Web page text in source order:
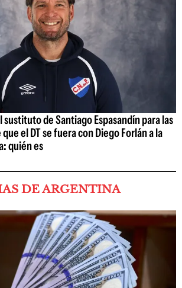
sustituto de Santiago Espasandín para las
el DT se fuera con Diego Forlán a la
quién es
DE ARGENTINA